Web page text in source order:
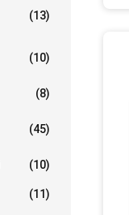
(13)
(10)
(8)
(45)
(10)
(11)